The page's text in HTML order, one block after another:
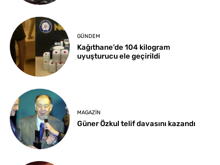
GÜNDEM
Kağıthane’de 104 kilogram
uyuşturucu ele geçirildi
MAGAZIN
Güner Özkul telif davasını kazandı